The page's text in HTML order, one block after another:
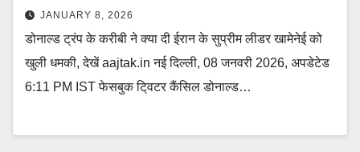
JANUARY 8, 2026
डोनाल्ड ट्रंप के करीबी ने क्या दी ईरान के सुप्रीम लीडर खामेनेई को
खुली धमकी, देखें aajtak.in नई दिल्ली, 08 जनवरी 2026, अपडेटेड
6:11 PM IST फेसबुक टि्वटर कैंसिल डोनाल्ड…